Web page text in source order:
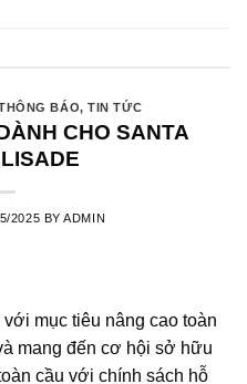
BÁO,TIN TỨC
CHO SANTA
2025 BYADMIN
mục tiêu nâng cao toàn
mang đến cơ hội sở hữu
cầu với chính sách hỗ